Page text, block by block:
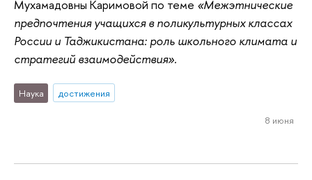
Мухамадовны Каримовой по теме «Межэтнические
предпочтения учащихся в поликультурных классах
России и Таджикистана: роль школьного климата и
стратегий взаимодействия».
Наука достижения
8 июня